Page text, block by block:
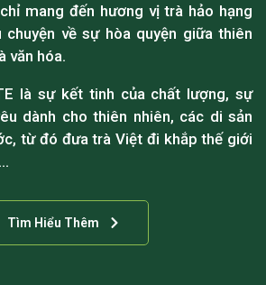
mang đến hương vị trà hảo hạng
về sự hòa quyện giữa thiên
văn hóa.
là sự kết tinh của chất lượng, sự
dành cho thiên nhiên, các di sản
từ đó đưa trà Việt đi khắp thế giới
Tìm Hiểu Thêm